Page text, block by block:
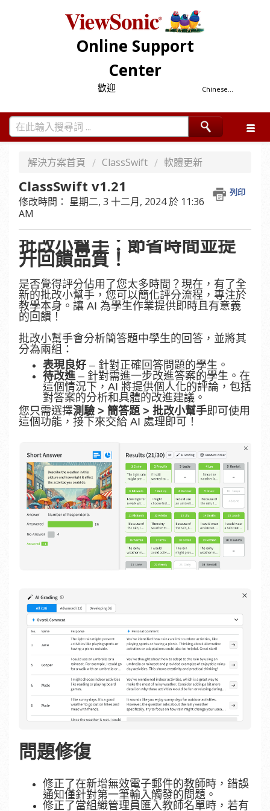
Online Support
Center
Chinese...
歡迎
解決方案首頁 ClassSwift 軟體更新
ClassSwift v1.21 列印
修改時間： 星期二, 3 十二月, 2024 於 11:36
AM
批改小幫手：節省時間並提
升回饋品質！
是否覺得評分佔用了您太多時間？現在，有了全
新的批改小幫手，您可以簡化評分流程，專注於
教學本身。讓 AI 為學生作業提供即時且有意義
的回饋！
批改小幫手會分析簡答題中學生的回答，並將其
分為兩組：
表現良好 – 針對正確回答問題的學生。
待改進 – 針對需進一步改進答案的學生。在
這個情況下，AI 將提供個人化的評論，包括
對答案的分析和具體的改進建議。
您只需選擇測驗 > 簡答題 > 批改小幫手即可使用
這個功能，接下來交給 AI 處理即可！
問題修復
修正了在新增無效電子郵件的教師時，錯誤
通知僅針對第一筆輸入觸發的問題。
修正了當組織管理員匯入教師名單時，若有